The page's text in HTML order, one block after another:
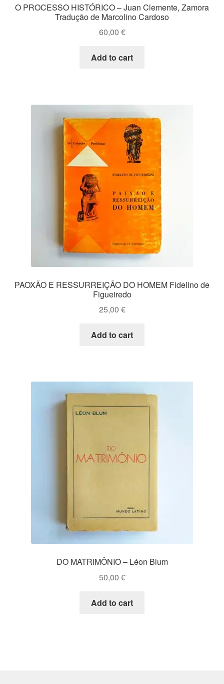
O PROCESSO HISTÓRICO – Juan Clemente, Zamora
Tradução de Marcolino Cardoso
60,00 €
Add to cart
PAOXÃO E RESSURREIÇÃO DO HOMEM Fidelino de
Figueiredo
25,00 €
Add to cart
DO MATRIMÔNIO – Léon Blum
50,00 €
Add to cart